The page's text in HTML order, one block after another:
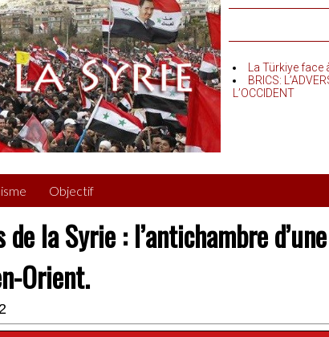
La Türkiye
BRICS:
L’OCCIDENT
Objectif
de la Syrie : l’antichambre
Orient.